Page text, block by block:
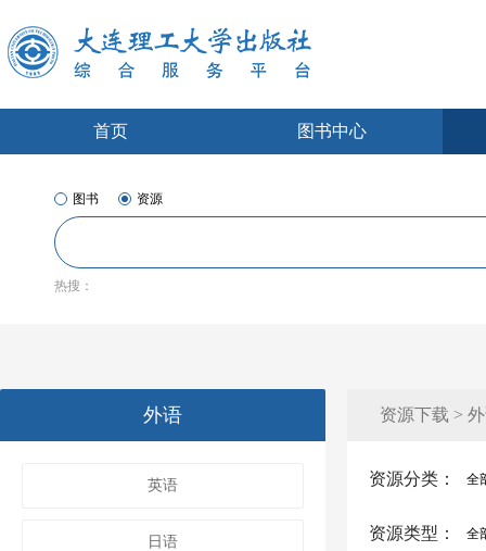
首页 图书中心
图书 资源
热搜：
外语
英语
日语
资源下载 >
资源分类： 全
资源类型： 全